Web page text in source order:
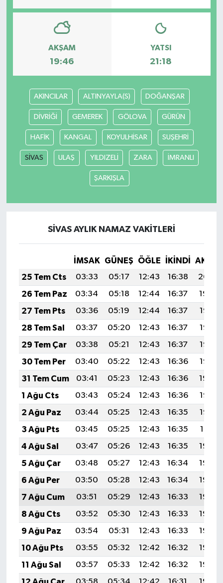
AKŞAM
19:46
YATSI
21:18
AKINCILAR ALTINYAYLA(S) DOĞANŞAR
DİVRİĞİ GEMEREK GÖLOVA GÜRÜN
HAFİK KANGAL KOYULHİSAR SUŞEHRİ
SİVAS ULAŞ YILDIZELİ ZARA İMRANLI
ŞARKIŞLA
SİVAS AYLIK NAMAZ VAKITLERI
İMSAK GÜNEŞ ÖĞLE İKINDI
25 Tem Cts
03:33 05:17 12:43 16:38
20:00
26 Tem Paz
03:34 05:18 12:44 16:37
19:59
27 Tem Pts
03:36 05:19 12:44 16:37
19:58
28 Tem Sal
03:37 05:20 12:43 16:37
19:57
29 Tem Çar
03:38 05:21 12:43 16:37
19:56
30 Tem Per
03:40 05:22 12:43 16:36
19:55
31 Tem Cum
03:41 05:23 12:43 16:36
19:54
1 Ağu Cts
03:43 05:24 12:43 16:36
19:53
2 Ağu Paz
03:44 05:25 12:43 16:35
19:52
3 Ağu Pts
03:45 05:25 12:43 16:35
19:51
4 Ağu Sal
03:47 05:26 12:43 16:35
19:50
5 Ağu Çar
03:48 05:27 12:43 16:34
19:49
6 Ağu Per
03:50 05:28 12:43 16:34
19:48
7 Ağu Cum
03:51 05:29 12:43 16:33
19:46
8 Ağu Cts
03:52 05:30 12:43 16:33
19:45
9 Ağu Paz
03:54 05:31 12:43 16:33
19:44
10 Ağu Pts
03:55 05:32 12:42 16:32
19:43
11 Ağu Sal
03:57 05:33 12:42 16:32
19:42